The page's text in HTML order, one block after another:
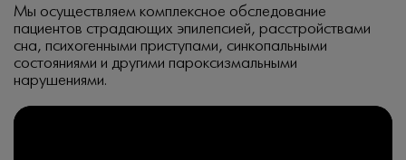
Мы осуществляем комплексное обследование
пациентов страдающих эпилепсией, расстройствами
сна, психогенными приступами, синкопальными
состояниями и другими пароксизмальными
нарушениями.